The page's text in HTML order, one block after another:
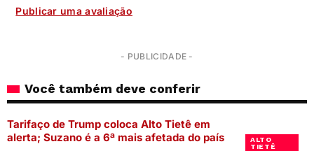
- PUBLICIDADE -
Você também deve conferir
ALTO
TIETÊ
Tarifaço de Trump coloca Alto Tietê em
alerta; Suzano é a 6ª mais afetada do país